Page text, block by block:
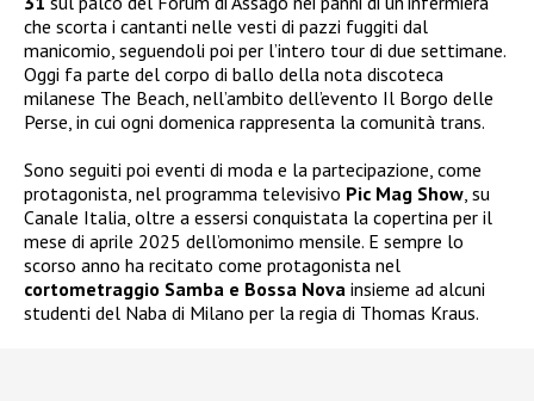
che scorta i cantanti nelle vesti di pazzi fuggiti dal
manicomio, seguendoli poi per l’intero tour di due settimane.
Oggi fa parte del corpo di ballo della nota discoteca
milanese The Beach, nell’ambito dell’evento Il Borgo delle
Perse, in cui ogni domenica rappresenta la comunità trans.
Sono seguiti poi eventi di moda e la partecipazione, come
protagonista, nel programma televisivo Pic Mag Show, su
Canale Italia, oltre a essersi conquistata la copertina per il
mese di aprile 2025 dell’omonimo mensile. E sempre lo
scorso anno ha recitato come protagonista nel
cortometraggio Samba e Bossa Nova insieme ad alcuni
studenti del Naba di Milano per la regia di Thomas Kraus.